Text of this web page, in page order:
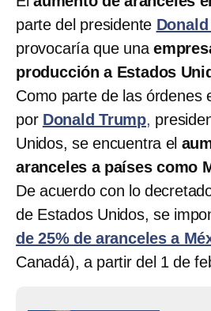
parte del presidente
provocaría que una
producción a Estados
Como parte de las órdenes
por Donald Trump,
Unidos, se encuentra el
aranceles a países como
De acuerdo con lo
de Estados Unidos, se
de 25% de aranceles a
Canadá), a partir del 1 de